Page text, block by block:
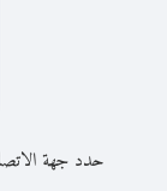
حدد جهة